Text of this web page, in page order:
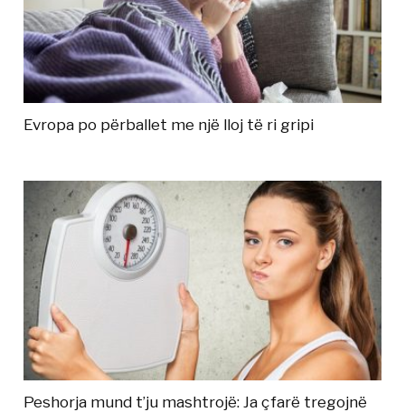
Evropa po përballet me një lloj të ri gripi
Peshorja mund t’ju mashtrojë: Ja çfarë tregojnë